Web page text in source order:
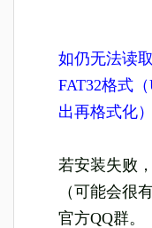
如仍无法读
FAT32格式
出再格式化
若安装失败
（可能会很
官方QQ群。